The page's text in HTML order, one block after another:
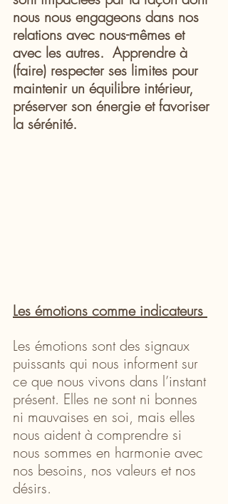
nous nous engageons dans nos
relations avec nous-mêmes et
avec les autres.  Apprendre à
(faire) respecter ses limites pour
maintenir un équilibre intérieur,
préserver son énergie et favoriser
la sérénité.
Les émotions comme indicateurs
Les émotions sont des signaux
puissants qui nous informent sur
ce que nous vivons dans l’instant
présent. Elles ne sont ni bonnes
ni mauvaises en soi, mais elles
nous aident à comprendre si
nous sommes en harmonie avec
nos besoins, nos valeurs et nos
désirs.